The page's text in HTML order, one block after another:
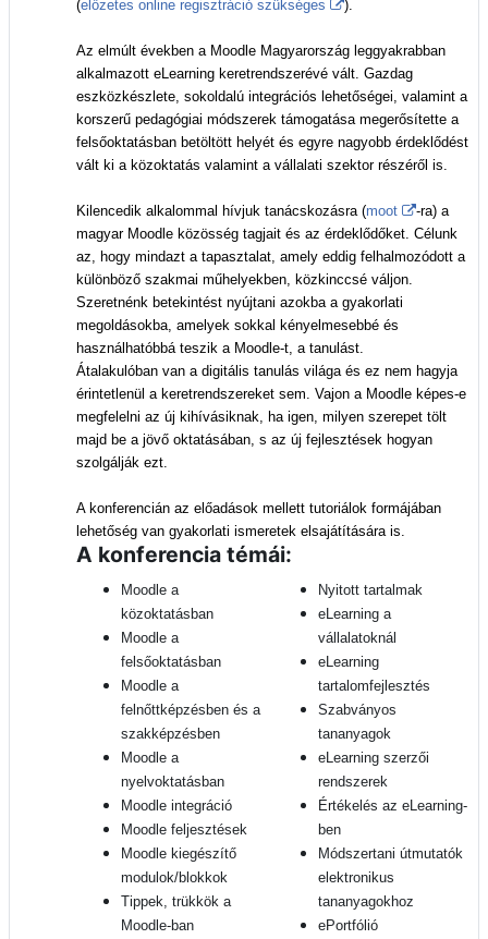
(előzetes online regisztráció szükséges ).
Az elmúlt években a Moodle Magyarország leggyakrabban
alkalmazott eLearning keretrendszerévé vált. Gazdag
eszközkészlete, sokoldalú integrációs lehetőségei, valamint a
korszerű pedagógiai módszerek támogatása megerősítette a
felsőoktatásban betöltött helyét és egyre nagyobb érdeklődést
vált ki a közoktatás valamint a vállalati szektor részéről is.
Kilencedik alkalommal hívjuk tanácskozásra (moot
-ra) a
magyar Moodle közösség tagjait és az érdeklődőket. Célunk
az, hogy mindazt a tapasztalat, amely eddig felhalmozódott a
különböző szakmai műhelyekben, közkinccsé váljon.
Szeretnénk betekintést nyújtani azokba a gyakorlati
megoldásokba, amelyek sokkal kényelmesebbé és
használhatóbbá teszik a Moodle-t, a tanulást.
Átalakulóban van a digitális tanulás világa és ez nem hagyja
érintetlenül a keretrendszereket sem. Vajon a Moodle képes-e
megfelelni az új kihívásiknak, ha igen, milyen szerepet tölt
majd be a jövő oktatásában, s az új fejlesztések hogyan
szolgálják ezt.
A konferencián az előadások mellett tutoriálok formájában
lehetőség van gyakorlati ismeretek elsajátítására is.
A konferencia témái:
Moodle a
közoktatásban
Moodle a
felsőoktatásban
Moodle a
felnőttképzésben és a
szakképzésben
Moodle a
nyelvoktatásban
Moodle integráció
Moodle feljesztések
Moodle kiegészítő
modulok/blokkok
Tippek, trükkök a
Moodle-ban
Nyitott tartalmak
eLearning a
vállalatoknál
eLearning
tartalomfejlesztés
Szabványos
tananyagok
eLearning szerzői
rendszerek
Értékelés az eLearning-
ben
Módszertani útmutatók
elektronikus
tananyagokhoz
ePortfólió